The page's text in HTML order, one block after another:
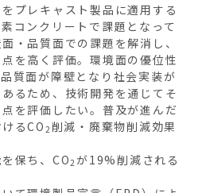
プレキャスト製品に適用する
コンクリートで課題となって
・品質面での課題を解消し、
を高く評価。環境面の優位性
質面が障壁となり社会実装が
るため、技術開発を通じてそ
を評価したい。普及が進んだ
るCO 2削減・廃棄物削減効果
保ち、 CO2が 19%削減される